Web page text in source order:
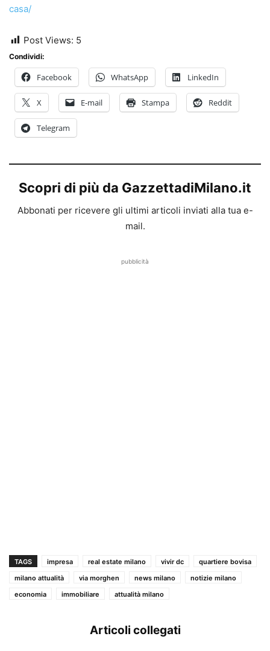
casa/
Post Views: 5
Condividi:
Facebook WhatsApp LinkedIn
X E-mail Stampa Reddit
Telegram
Scopri di più da GazzettadiMilano.it
Abbonati per ricevere gli ultimi articoli inviati alla tua e-
mail.
pubblicità
TAGS impresa real estate milano vivir dc
quartiere bovisa
milano attualità
via morghen news milano
notizie milano
economia
immobiliare attualità milano
Articoli collegati